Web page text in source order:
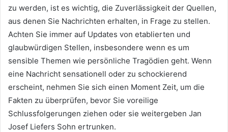
zu werden, ist es wichtig, die Zuverlässigkeit der Quellen,
aus denen Sie Nachrichten erhalten, in Frage zu stellen.
Achten Sie immer auf Updates von etablierten und
glaubwürdigen Stellen, insbesondere wenn es um
sensible Themen wie persönliche Tragödien geht. Wenn
eine Nachricht sensationell oder zu schockierend
erscheint, nehmen Sie sich einen Moment Zeit, um die
Fakten zu überprüfen, bevor Sie voreilige
Schlussfolgerungen ziehen oder sie weitergeben Jan
Josef Liefers Sohn ertrunken.